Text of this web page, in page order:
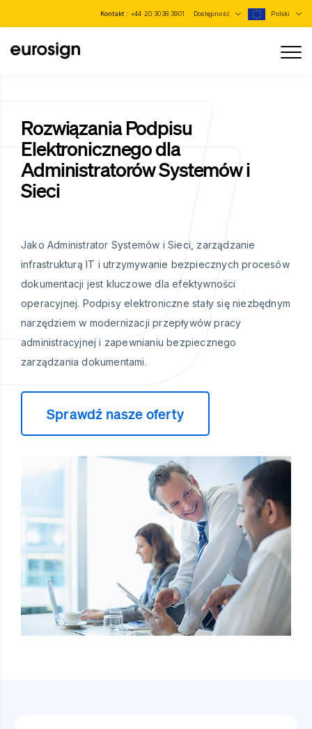
Kontakt : +44 20 3038 3901 Dostępność Polski
Rozwiązania Podpisu
Elektronicznego dla
Administratorów Systemów i
Sieci
Jako Administrator Systemów i Sieci, zarządzanie
infrastrukturą IT i utrzymywanie bezpiecznych procesów
dokumentacji jest kluczowe dla efektywności
operacyjnej. Podpisy elektroniczne stały się niezbędnym
narzędziem w modernizacji przepływów pracy
administracyjnej i zapewnianiu bezpiecznego
zarządzania dokumentami.
Sprawdź nasze oferty